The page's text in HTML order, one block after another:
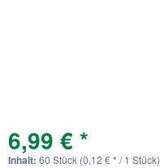
6,99 € *
Inhalt: 60 Stück (0,12 € * / 1 Stück)